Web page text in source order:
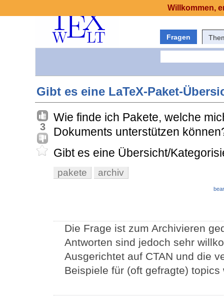
Fragen
Gibt es eine LaTeX-Paket-
3
Wie finde ich Pakete, welche
Dokuments unterstützen
Gibt es eine Übersicht/
pakete archiv
Die Frage ist zum Archivieren
Antworten sind jedoch sehr
Ausgerichtet auf CTAN und die
Beispiele für (oft gefragte)
Willkommen,